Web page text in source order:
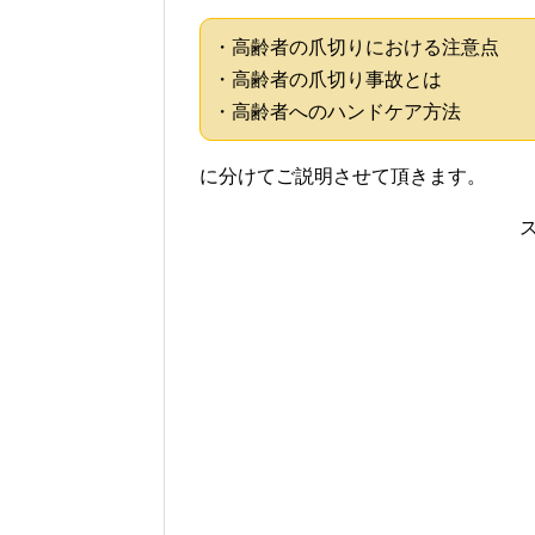
・高齢者の爪切りにおける注意点
・高齢者の爪切り事故とは
・高齢者へのハンドケア方法
に分けてご説明させて頂きます。